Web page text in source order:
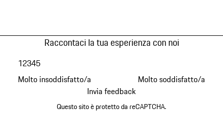
Raccontaci la tua esperienza con noi
Molto insoddisfatto/a
12345
Molto soddisfatto/a
Invia feedback
Questo sito è protetto da reCAPTCHA.